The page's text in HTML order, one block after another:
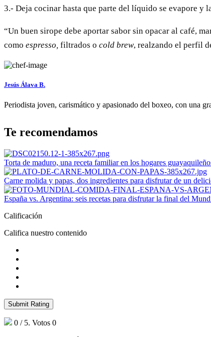
3.- Deja cocinar hasta que parte del líquido se evapore y
“Un buen sirope debe aportar sabor sin opacar al café,
como espresso, filtrados o cold brew, realzando el perfil
Jesús Álava B.
Periodista joven, carismático y apasionado del boxeo, con una
Te recomendamos
Torta de maduro, una receta familiar en los hogares
Carne molida y papas, dos ingredientes para disfrutar de un
España vs. Argentina: seis recetas para disfrutar la final del
Calificación
Califica nuestro contenido
Submit Rating
0 / 5. Votos 0